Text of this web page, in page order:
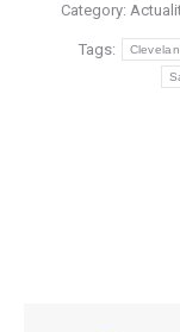
Category:
Tags: